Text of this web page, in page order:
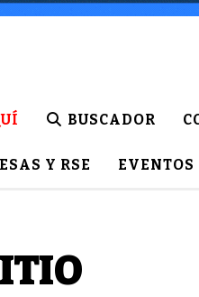
BUSCADOR
Y RSE EVENTOS